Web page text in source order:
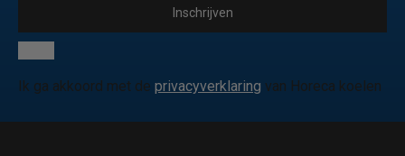
Inschrijven
Ik ga akkoord met de privacyverklaring van Horeca koelen